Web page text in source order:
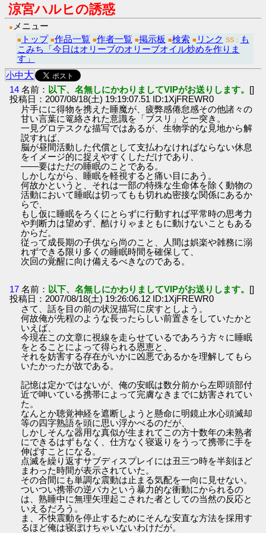
涼宮ハルヒの誘惑
● メニュー
■ トップ ■作品一覧 ■作者一覧 ■掲示板 ■検索 ■ リンク SS： も
こみち「今日はオリーブのオリーブオイル炒めを作りま
す」
小中大
14 名前： 以下、名無しにかわりましてVIPがお送りします。 []
投稿日：2007/08/18(土) 19:19:07.51 ID:1XjFREWR0
片手にに得物を携えた睡魔が、疲弊感倦怠感その他諸々の
甘い言葉に篭絡された意識を「ブスリ」と一突き。
一見グロテスクな描写ではあるが、生物学的な見地から解
説すれば、
脳が昼間活動した代償として支払わなければならない休息
をイメージ的に捉えやすくしただけであり、
――要はただの睡眠のことである。
しかしながら、睡眠を軽視すると痛い目にあう。
何故かというと、それは一部の特殊な生命体を除く動物の
活動において睡眠は切ってもも切れぬ密接な関係にあるか
らで、
もし仮に睡眠をろくにとらずに行動すれば平常時の思考力
や判断力は望めず、酷けりゃまともに動けないこともある
からだ。
従って成長期の子供なら尚のこと、人間は娯楽や雑務に溺
れずできる限り多くの睡眠時間を確保して、
次回の覚醒に向け備えるべきなのである。
17 名前： 以下、名無しにかわりましてVIPがお送りします。 []
投稿日：2007/08/18(土) 19:26:06.12 ID:1XjFREWR0
さて、話を目の前の状況描写に戻すとしよう。
何故俺が先程のような長ったらしい前置きをしていたかと
いえば、
今現在この文章に視線を走らせているであろう方々に睡眠
をとることによって得られる恩恵と、
それを妨害する存在がいかに凶悪であるかを理解してもら
いたかったが故である。
記憶は定かではないが、俺の安眠は数分前から左即頭部付
近で呻いている携帯によって完膚なきまでに妨害されてい
た。
なんとか聴覚神経を遮断しようと懸命に明鏡止水心頭滅却
等の四字熟語を頭に思い浮かべるのだが、
しかしそんな器用な真似が生まれてこの方十数年の未熟者
にできるはずもなく、仕方なく寝返りをうって携帯に手を
伸ばすことになる。
点滅を繰り返すサブディスプレイには丑三つ時を半刻ほど
まわった時間が表示されていた。
その合間にも単調な震動は止まる気配を一向に見せない。
ついつい携帯の逆パカという暴力的な衝動にかられるの
は、熟睡中に無理矢理起こされた者としての当然の反応と
いえるだろう。
ま、不快震動を停止するためにそんな安直な方法を採用す
るほど俺は寝ぼけちゃいないわけだが。